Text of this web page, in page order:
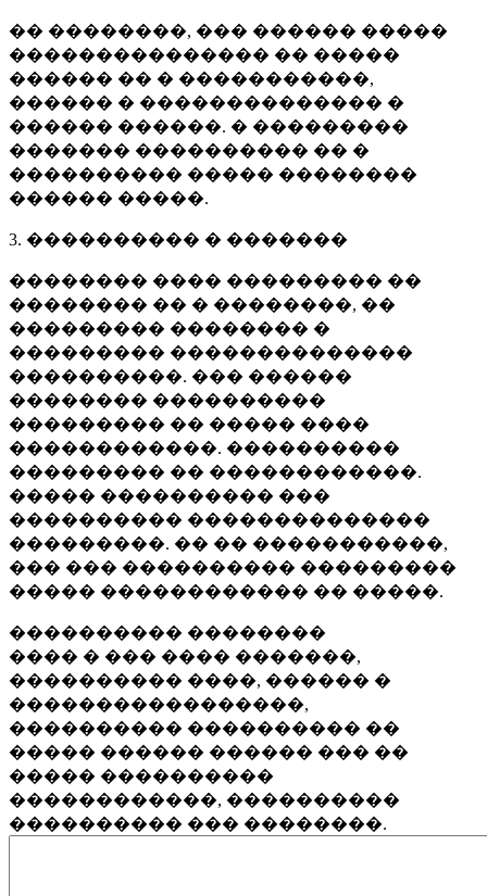
�� ��������, ��� ������ �����
��������������� �� �����
������ �� � �����������,
������ � �������������� �
������ ������. � ���������
������� ���������� �� �
���������� ����� ��������
������ �����.
3. ���������� � �������
�������� ���� ��������� ��
�������� �� � ��������, ��
��������� �������� �
��������� ��������������
����������. ��� ������
�������� ����������
��������� �� ����� ����
������������. ����������
��������� �� ������������.
����� ���������� ���
���������� ��������������
���������. �� �� �����������,
��� ��� ���������� ���������
����� ������������ �� �����.
���������� ��������
���� � ��� ���� �������,
���������� ����, ������ �
�����������������,
���������� ���������� ��
����� ������ ������ ��� ��
����� ����������
������������, ����������
���������� ��� ��������.